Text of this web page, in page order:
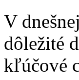
V
dôležité
kľúčové